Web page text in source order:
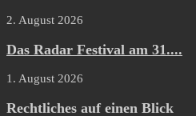
2. August 2026
Das Radar Festival am 31....
1. August 2026
Rechtliches auf einen Blick